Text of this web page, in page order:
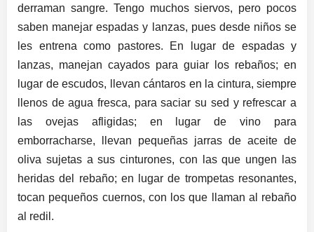
derraman sangre. Tengo muchos siervos, pero pocos
saben manejar espadas y lanzas, pues desde niños se
les entrena como pastores. En lugar de espadas y
lanzas, manejan cayados para guiar los rebaños; en
lugar de escudos, llevan cántaros en la cintura, siempre
llenos de agua fresca, para saciar su sed y refrescar a
las ovejas afligidas; en lugar de vino para
emborracharse, llevan pequeñas jarras de aceite de
oliva sujetas a sus cinturones, con las que ungen las
heridas del rebaño; en lugar de trompetas resonantes,
tocan pequeños cuernos, con los que llaman al rebaño
al redil.